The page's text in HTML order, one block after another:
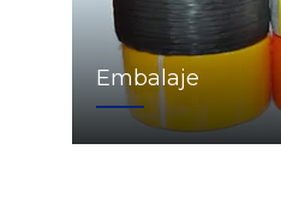
Embalaje